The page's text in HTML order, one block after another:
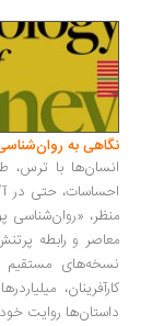
به روان‌شناسی پول |
با ترس، طمع،
حتی در
«روان‌شناسی پول»
و رابطه پرتنش او
مستقیم یا
میلیاردرها
روایت خود را